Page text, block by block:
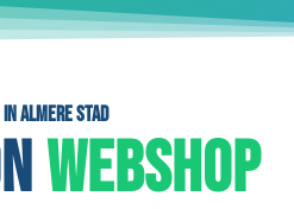
Almere Stad
WEBSHOP